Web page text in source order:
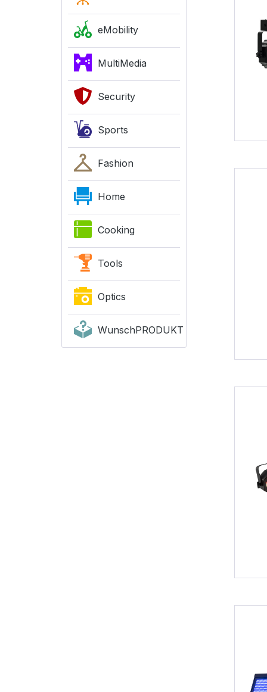
eMobility
MultiMedia
Security
Sports
Fashion
Home
Cooking
Tools
Optics
WunschPRODUKT